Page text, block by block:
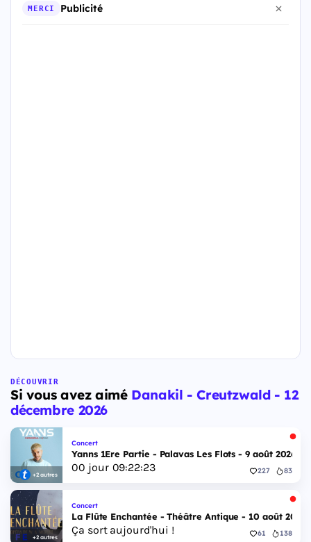
MERCI Publicité
DÉCOUVRIR
Si vous avez aimé Danakil - Creutzwald - 12
décembre 2026
+2 autres
Concert
Yanns 1Ere Partie - Palavas Les Flots - 9 août 2026
00 jour 09:22:22 227 83
+2 autres
Concert
La Flûte Enchantée - Théâtre Antique - 10 août 2026
Ça sort aujourd'hui ! 61 138